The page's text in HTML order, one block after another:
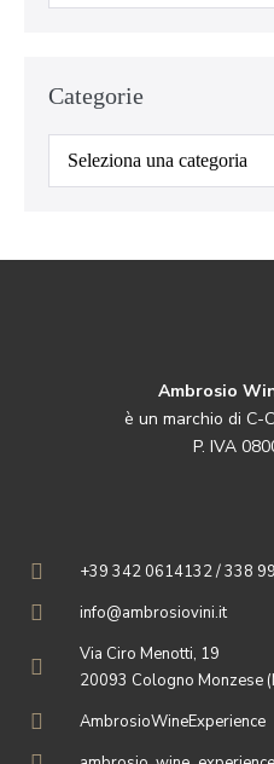
Categorie
Ambrosio
è un marchio di C-
P. IVA
+39 342 0614132 / 338
info@ambrosiovini.it
Via Ciro Menotti, 19
20093 Cologno Monzese
AmbrosioWineExperience